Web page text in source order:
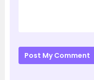
Post My Comment